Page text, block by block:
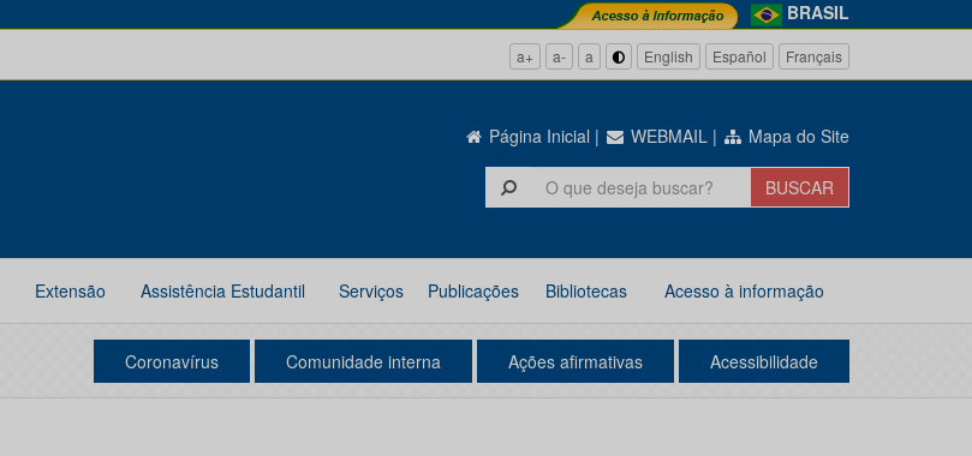
BRASIL
a+ a- a English Español Français
Página Inicial | WEBMAIL | Mapa do Site
Extensão Assistência Estudantil Serviços Publicações Bibliotecas Acesso à informação
Coronavírus Comunidade interna Ações afirmativas Acessibilidade